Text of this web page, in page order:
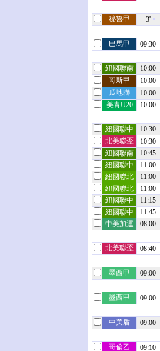
秘魯甲
3'
巴馬甲
09:30
紐國聯南
10:00
哥斯甲
10:00
瓜地聯
10:00
美青U20
10:00
紐國聯中
10:30
北美聯盃
10:30
紐國聯南
10:45
紐國聯中
11:00
紐國聯北
11:00
紐國聯北
11:00
紐國聯中
11:15
紐國聯中
11:45
中美加運
08:00
北美聯盃
08:40
墨西甲
09:00
墨西甲
09:00
中美盾
09:00
哥倫乙
09:10